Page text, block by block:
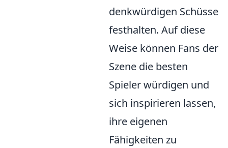
denkwürdigen Schüsse
festhalten. Auf diese
Weise können Fans der
Szene die besten
Spieler würdigen und
sich inspirieren lassen,
ihre eigenen
Fähigkeiten zu